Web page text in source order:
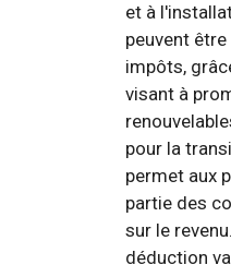
et à
peuvent
impôts,
visant à
pour la
permet aux
partie des
sur le
déduction